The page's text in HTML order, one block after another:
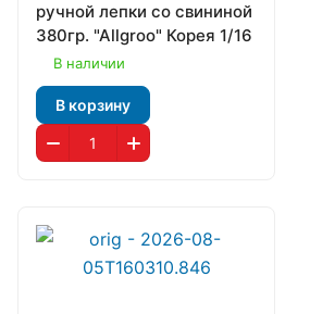
ручной лепки со свининой
380гр. "Allgroo" Корея 1/16
В наличии
В корзину